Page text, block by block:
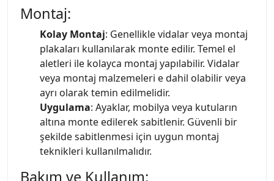
Montaj:
Kolay Montaj: Genellikle vidalar veya montaj
plakaları kullanılarak monte edilir. Temel el
aletleri ile kolayca montaj yapılabilir. Vidalar
veya montaj malzemeleri e dahil olabilir veya
ayrı olarak temin edilmelidir.
Uygulama: Ayaklar, mobilya veya kutuların
altına monte edilerek sabitlenir. Güvenli bir
şekilde sabitlenmesi için uygun montaj
teknikleri kullanılmalıdır.
Bakım ve Kullanım: